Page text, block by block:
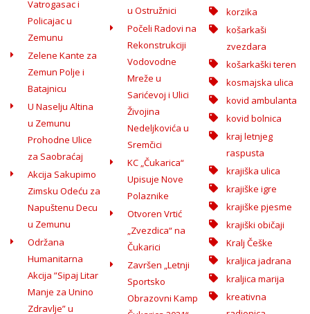
Vatrogasac i
Policajac u
Zemunu
Zelene Kante za
Zemun Polje i
Batajnicu
U Naselju Altina
u Zemunu
Prohodne Ulice
za Saobraćaj
Akcija Sakupimo
Zimsku Odeću za
Napuštenu Decu
u Zemunu
Održana
Humanitarna
Akcija ”Sipaj Litar
Manje za Unino
Zdravlje” u
u Ostružnici
Počeli Radovi na
Rekonstrukciji
Vodovodne
Mreže u
Sarićevoj i Ulici
Živojina
Nedeljkovića u
Sremčici
KC „Čukarica“
Upisuje Nove
Polaznike
Otvoren Vrtić
„Zvezdica“ na
Čukarici
Završen „Letnji
Sportsko
Obrazovni Kamp
korzika
košarkaši
zvezdara
košarkaški teren
kosmajska ulica
kovid ambulanta
kovid bolnica
kraj letnjeg
raspusta
krajiška ulica
krajiške igre
krajiške pjesme
krajiški običaji
Kralj Češke
kraljica jadrana
kraljica marija
kreativna